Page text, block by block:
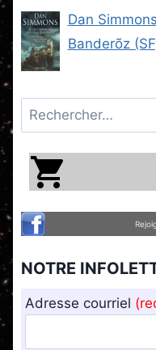
Dan
Banderõz
Rechercher :
NOTRE
Adresse courriel